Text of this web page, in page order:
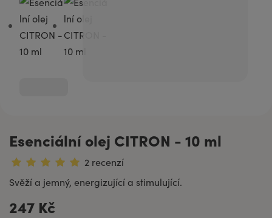
Esenciální olej CITRON - 10 ml
2 recenzí
Svěží a jemný, energizující a stimulující.
247 Kč